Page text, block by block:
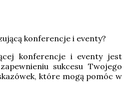
konferencje i eventy?
konferencje i eventy jest
sukcesu Twojego
które mogą pomóc w